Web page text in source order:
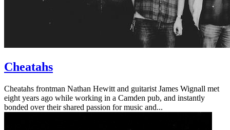
Cheatahs
Cheatahs frontman Nathan Hewitt and guitarist James Wignall met
eight years ago while working in a Camden pub, and instantly
bonded over their shared passion for music and...